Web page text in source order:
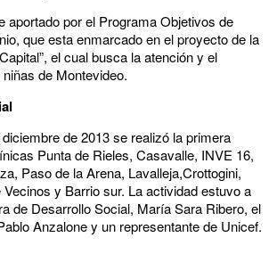
aportado por el Programa Objetivos de
que esta enmarcado en el proyecto de la
el cual busca la atención y el
de Montevideo.
de 2013 se realizó la primera
Punta de Rieles, Casavalle, INVE 16,
Paso de la Arena, Lavalleja,Crottogini,
y Barrio sur. La actividad estuvo a
de Desarrollo Social, María Sara Ribero, el
Anzalone y un representante de Unicef.